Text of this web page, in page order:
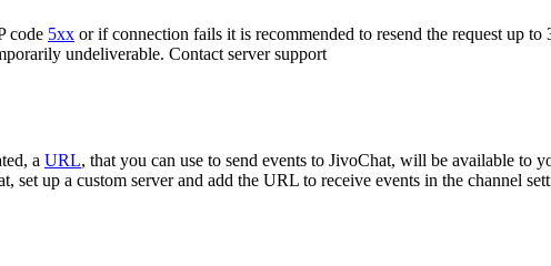
code 5xx or if connection fails it is recommended to resend the request up
undeliverable. Contact server support
a URL, that you can use to send events to JivoChat, will be available to
set up a custom server and add the URL to receive events in the channel